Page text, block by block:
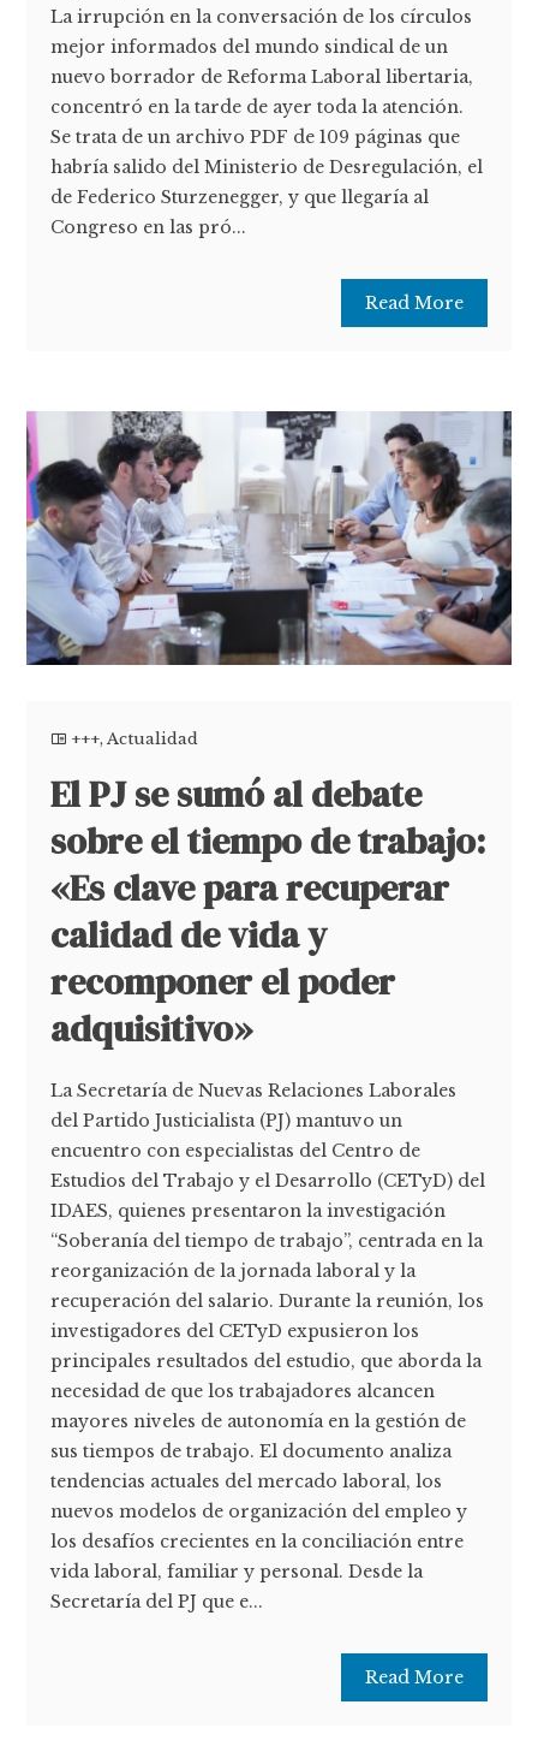
La irrupción en la conversación de los círculos
mejor informados del mundo sindical de un
nuevo borrador de Reforma Laboral libertaria,
concentró en la tarde de ayer toda la atención.
Se trata de un archivo PDF de 109 páginas que
habría salido del Ministerio de Desregulación, el
de Federico Sturzenegger, y que llegaría al
Congreso en las pró...
Read More
+++,Actualidad
El PJ se sumó al debate
sobre el tiempo de trabajo:
«Es clave para recuperar
calidad de vida y
recomponer el poder
adquisitivo»
La Secretaría de Nuevas Relaciones Laborales
del Partido Justicialista (PJ) mantuvo un
encuentro con especialistas del Centro de
Estudios del Trabajo y el Desarrollo (CETyD) del
IDAES, quienes presentaron la investigación
“Soberanía del tiempo de trabajo”, centrada en la
reorganización de la jornada laboral y la
recuperación del salario. Durante la reunión, los
investigadores del CETyD expusieron los
principales resultados del estudio, que aborda la
necesidad de que los trabajadores alcancen
mayores niveles de autonomía en la gestión de
sus tiempos de trabajo. El documento analiza
tendencias actuales del mercado laboral, los
nuevos modelos de organización del empleo y
los desafíos crecientes en la conciliación entre
vida laboral, familiar y personal. Desde la
Secretaría del PJ que e...
Read More